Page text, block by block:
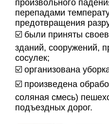
произвольного
перепадами
предотвращения
☑️ были приняты
зданий, сооружений,
сосулек;
☑️ организована
☑️ произведена
соляная смесь)
подъездных дорог.